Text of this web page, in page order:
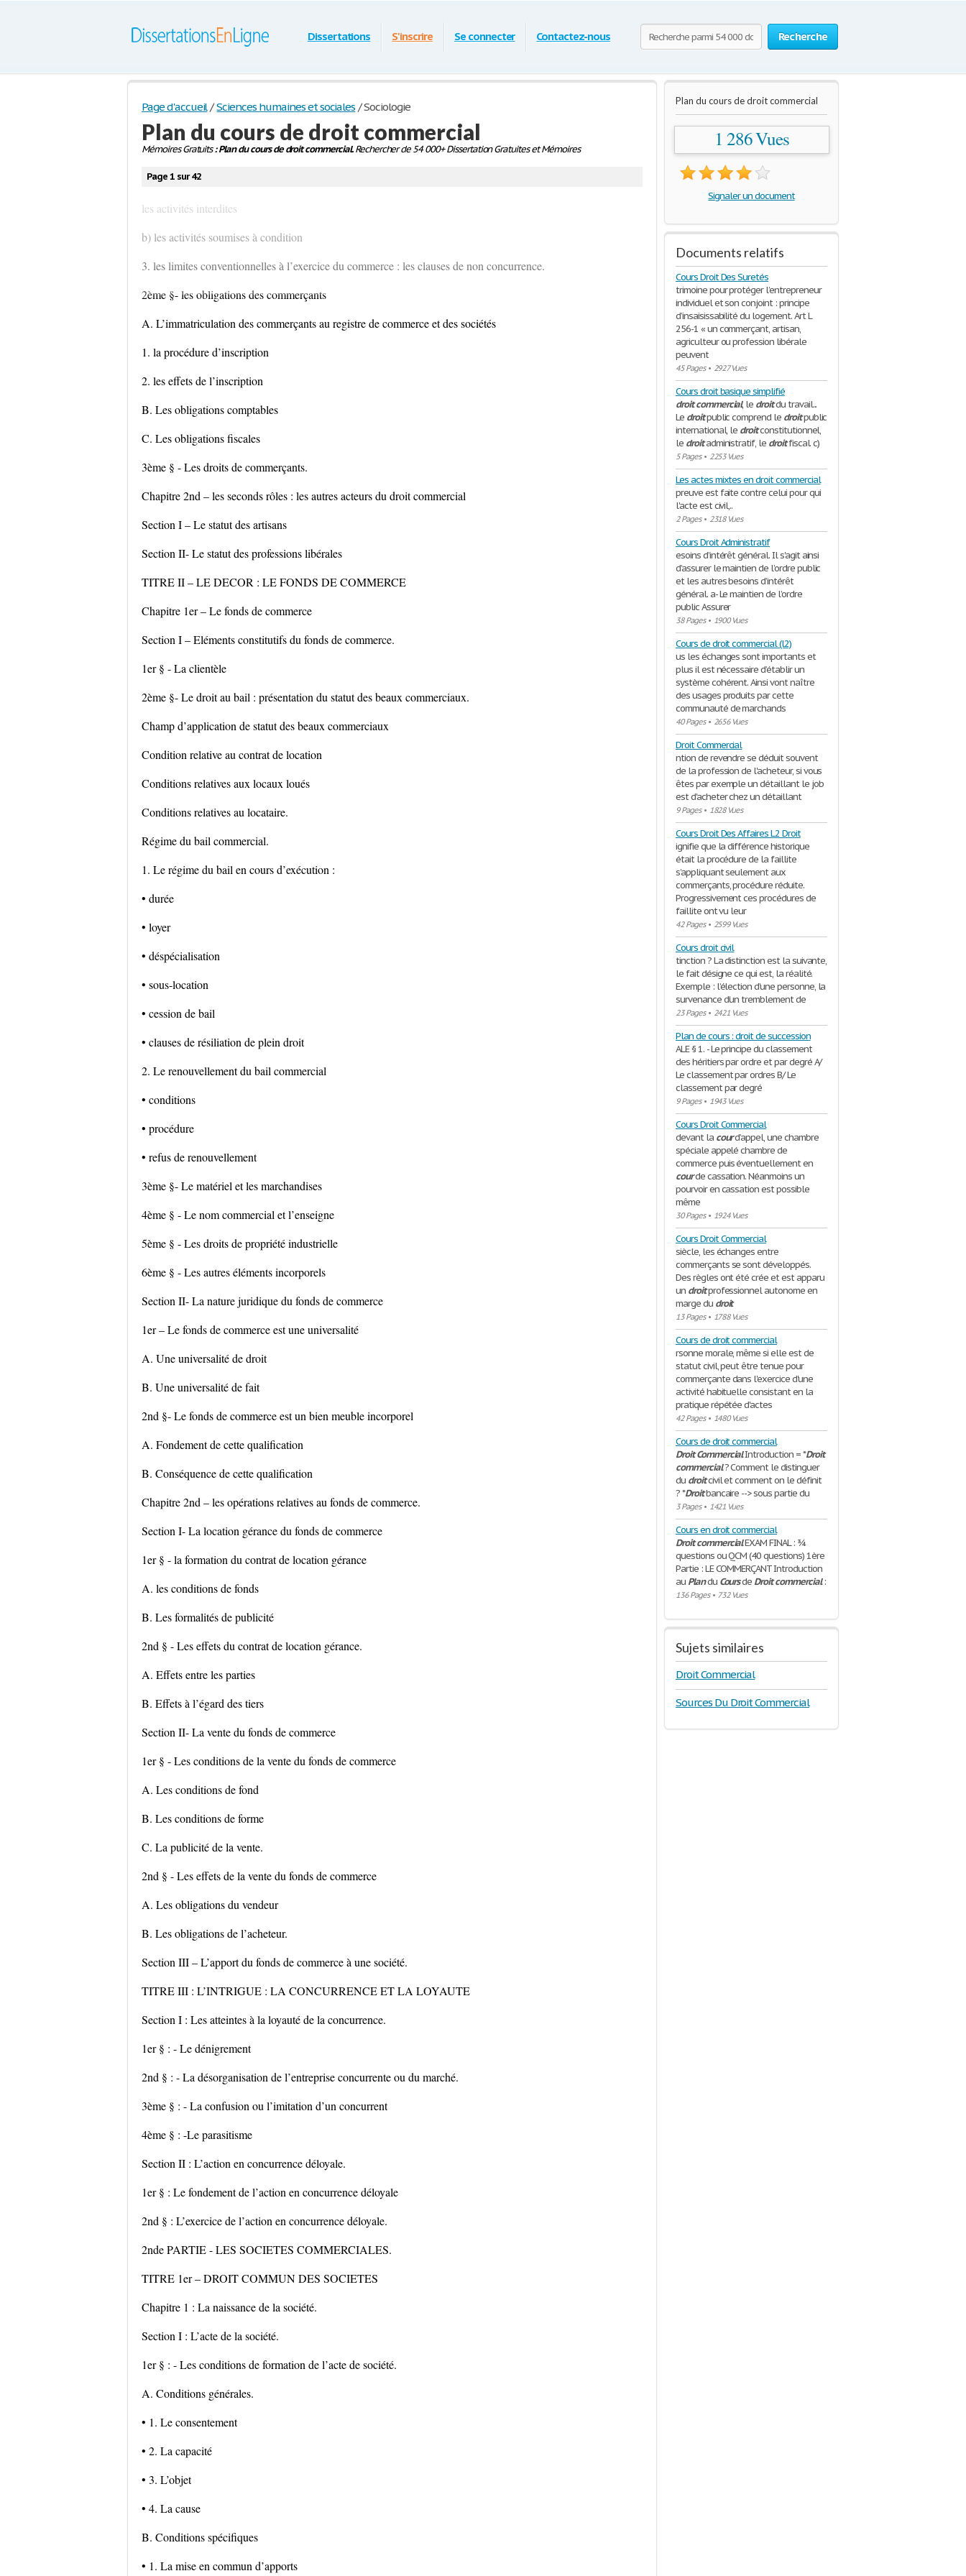
Recherche
Dissertations S'inscrire Se connecter Contactez-nous
Page d'accueil / Sciences humaines et sociales /Sociologie
Plan du cours de droit commercial
Mémoires Gratuits: Plan du cours de droit commercial.Rechercher de 54 000+ Dissertation Gratuites et Mémoires
Page 1 sur 42
les activités interdites
b) les activités soumises à condition
3. les limites conventionnelles à l’exercice du commerce : les clauses de non concurrence.
2ème §- les obligations des commerçants
A. L’immatriculation des commerçants au registre de commerce et des sociétés
1. la procédure d’inscription
2. les effets de l’inscription
B. Les obligations comptables
C. Les obligations fiscales
3ème § - Les droits de commerçants.
Chapitre 2nd – les seconds rôles : les autres acteurs du droit commercial
Section I – Le statut des artisans
Section II- Le statut des professions libérales
TITRE II – LE DECOR : LE FONDS DE COMMERCE
Chapitre 1er – Le fonds de commerce
Section I – Eléments constitutifs du fonds de commerce.
1er § - La clientèle
2ème §- Le droit au bail : présentation du statut des beaux commerciaux.
Champ d’application de statut des beaux commerciaux
Condition relative au contrat de location
Conditions relatives aux locaux loués
Conditions relatives au locataire.
Régime du bail commercial.
1. Le régime du bail en cours d’exécution :
• durée
• loyer
• déspécialisation
• sous-location
• cession de bail
• clauses de résiliation de plein droit
2. Le renouvellement du bail commercial
• conditions
• procédure
• refus de renouvellement
3ème §- Le matériel et les marchandises
4ème § - Le nom commercial et l’enseigne
5ème § - Les droits de propriété industrielle
6ème § - Les autres éléments incorporels
Section II- La nature juridique du fonds de commerce
1er – Le fonds de commerce est une universalité
A. Une universalité de droit
B. Une universalité de fait
2nd §- Le fonds de commerce est un bien meuble incorporel
A. Fondement de cette qualification
B. Conséquence de cette qualification
Chapitre 2nd – les opérations relatives au fonds de commerce.
Section I- La location gérance du fonds de commerce
1er § - la formation du contrat de location gérance
A. les conditions de fonds
B. Les formalités de publicité
2nd § - Les effets du contrat de location gérance.
A. Effets entre les parties
B. Effets à l’égard des tiers
Section II- La vente du fonds de commerce
1er § - Les conditions de la vente du fonds de commerce
A. Les conditions de fond
B. Les conditions de forme
C. La publicité de la vente.
2nd § - Les effets de la vente du fonds de commerce
A. Les obligations du vendeur
B. Les obligations de l’acheteur.
Section III – L’apport du fonds de commerce à une société.
TITRE III : L’INTRIGUE : LA CONCURRENCE ET LA LOYAUTE
Section I : Les atteintes à la loyauté de la concurrence.
1er § : - Le dénigrement
2nd § : - La désorganisation de l’entreprise concurrente ou du marché.
3ème § : - La confusion ou l’imitation d’un concurrent
4ème § : -Le parasitisme
Section II : L’action en concurrence déloyale.
1er § : Le fondement de l’action en concurrence déloyale
2nd § : L’exercice de l’action en concurrence déloyale.
2nde PARTIE - LES SOCIETES COMMERCIALES.
TITRE 1er – DROIT COMMUN DES SOCIETES
Chapitre 1 : La naissance de la société.
Section I : L’acte de la société.
1er § : - Les conditions de formation de l’acte de société.
A. Conditions générales.
• 1. Le consentement
• 2. La capacité
• 3. L’objet
• 4. La cause
B. Conditions spécifiques
• 1. La mise en commun d’apports
Plan du cours de droit commercial
1 286 Vues
Signaler un document
Documents relatifs
Cours Droit Des Suretés
trimoine pour protéger l’entrepreneur
individuel et son conjoint : principe
d’insaisissabilité du logement. Art L
256-1 « un commerçant, artisan,
agriculteur ou profession libérale
peuvent
45 Pages• 2927 Vues
Cours droit basique simplifié
droitcommercial, le droitdu travail...
Le droitpublic comprend le droitpublic
international, le droitconstitutionnel,
le droitadministratif, le droitfiscal. c)
5 Pages• 2253 Vues
Les actes mixtes en droit commercial
preuve est faite contre celui pour qui
l'acte est civil,..
2 Pages• 2318 Vues
Cours Droit Administratif
esoins d’intérêt général. Il s'agit ainsi
d’assurer le maintien de l’ordre public
et les autres besoins d’intérêt
général. a- Le maintien de l’ordre
public Assurer
38 Pages• 1900 Vues
Cours de droit commercial (l2)
us les échanges sont importants et
plus il est nécessaire d’établir un
système cohérent. Ainsi vont naître
des usages produits par cette
communauté de marchands
40 Pages• 2656 Vues
Droit Commercial
ntion de revendre se déduit souvent
de la profession de l'acheteur, si vous
êtes par exemple un détaillant le job
est d'acheter chez un détaillant
9 Pages• 1828 Vues
Cours Droit Des Affaires L2 Droit
ignifie que la différence historique
était la procédure de la faillite
s’appliquant seulement aux
commerçants, procédure réduite.
Progressivement ces procédures de
faillite ont vu leur
42 Pages• 2599 Vues
Cours droit civil
tinction ? La distinction est la suivante,
le fait désigne ce qui est, la réalité.
Exemple : l’élection d’une personne, la
survenance d’un tremblement de
23 Pages• 2421 Vues
Plan de cours : droit de succession
ALE § 1. - Le principe du classement
des héritiers par ordre et par degré A/
Le classement par ordres B/ Le
classement par degré
9 Pages• 1943 Vues
Cours Droit Commercial
devant la courd’appel, une chambre
spéciale appelé chambre de
commerce puis éventuellement en
courde cassation. Néanmoins un
pourvoir en cassation est possible
même
30 Pages• 1924 Vues
Cours Droit Commercial
siècle, les échanges entre
commerçants se sont développés.
Des règles ont été crée et est apparu
un droitprofessionnel autonome en
marge dudroit
13 Pages• 1788 Vues
Cours de droit commercial
rsonne morale, même si elle est de
statut civil, peut être tenue pour
commerçante dans l'exercice d'une
activité habituelle consistant en la
pratique répétée d'actes
42 Pages• 1480 Vues
Cours de droit commercial
DroitCommercialIntroduction = *Droit
commercial? Comment le distinguer
dudroitcivil et comment on le définit
? *Droitbancaire --> sous partie du
3 Pages• 1421 Vues
Cours en droit commercial
DroitcommercialEXAM FINAL : ¾
questions ou QCM (40 questions) 1ère
Partie : LE COMMERÇANT Introduction
auPlanduCoursde Droit commercial:
136 Pages• 732 Vues
Sujets similaires
Droit Commercial
Sources Du Droit Commercial